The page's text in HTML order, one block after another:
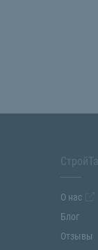
О нас
Блог
Отзывы